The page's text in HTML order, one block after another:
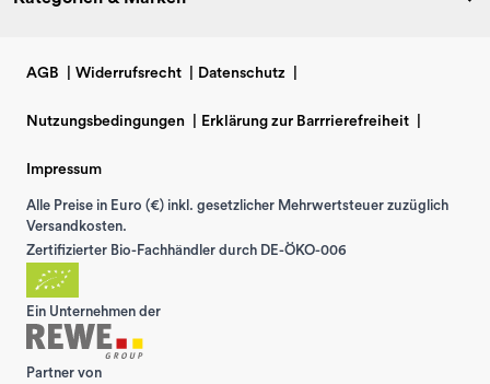
AGB Widerrufsrecht Datenschutz
Nutzungsbedingungen Erklärung zur Barrrierefreiheit
Impressum
Alle Preise in Euro (€) inkl. gesetzlicher Mehrwertsteuer zuzüglich
Versandkosten.
Zertifizierter Bio-Fachhändler durch DE-ÖKO-006
Ein Unternehmen der
Partner von